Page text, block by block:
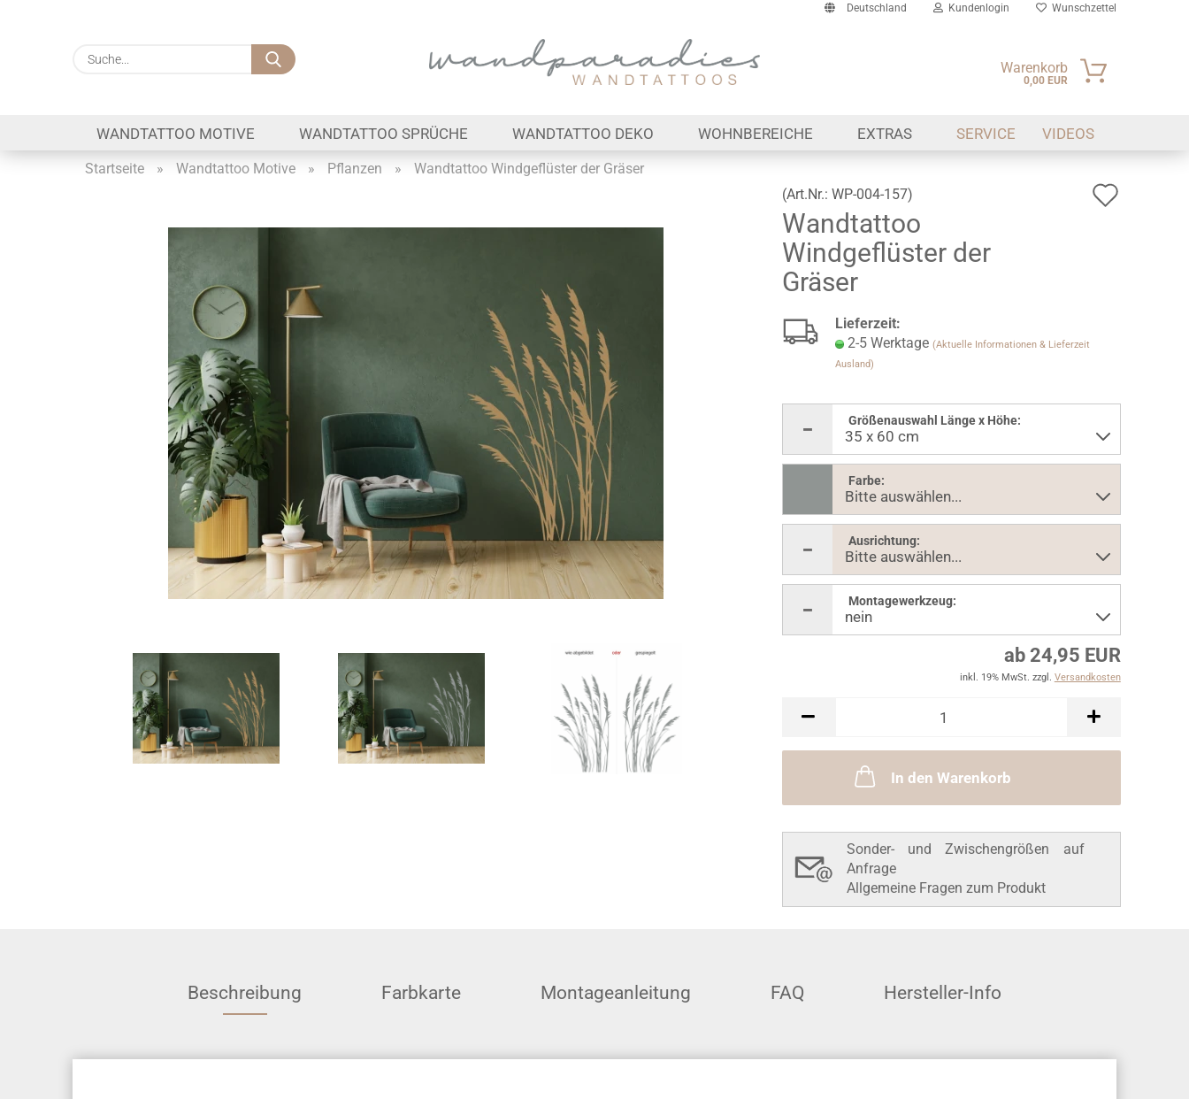
Deutschland
Lieferland
Kundenlogin
Passwort
Konto erstellen
Passwort vergessen?
Wunschzettel
Suche...
Warenkorb
0,00 EUR
WANDTATTOO MOTIVE WANDTATTOO SPRÜCHE WANDTATTOO DEKO WOHNBEREICHE EXTRAS SERVICE VIDEOS
Startseite » Wandtattoo Motive » Pflanzen »
Wandtattoo Windgeflüster der Gräser
(Art.Nr.: WP-004-157)
Wandtattoo
Windgeflüster der
Gräser
Lieferzeit:
2-5 Werktage (Aktuelle Informationen & Lieferzeit
Ausland)
Größenauswahl Länge x Höhe:
Farbe:
Ausrichtung:
Montagewerkzeug:
ab 24,95 EUR
inkl. 19% MwSt. zzgl. Versandkosten
In den Warenkorb
Sonder- und Zwischengrößen auf
Anfrage
Allgemeine Fragen zum Produkt
Beschreibung Farbkarte Montageanleitung FAQ Hersteller-Info